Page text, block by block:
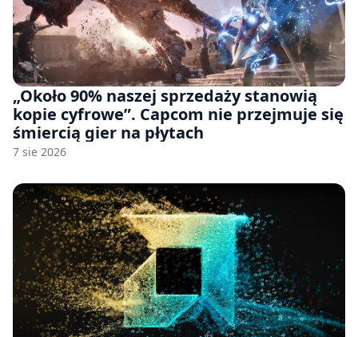
„Około 90% naszej sprzedaży stanowią
kopie cyfrowe”. Capcom nie przejmuje się
śmiercią gier na płytach
7 sie 2026